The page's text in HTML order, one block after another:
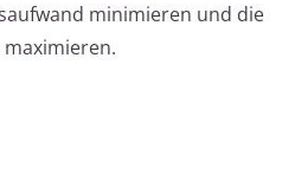
minimieren und die